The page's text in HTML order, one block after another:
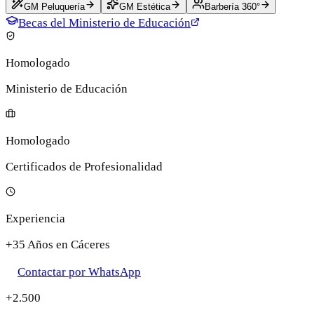
GM Peluquería GM Estética Barbería 360°
Becas del Ministerio de Educación
Homologado
Ministerio de Educación
Homologado
Certificados de Profesionalidad
Experiencia
+35 Años en Cáceres
Contactar por WhatsApp
+2.500